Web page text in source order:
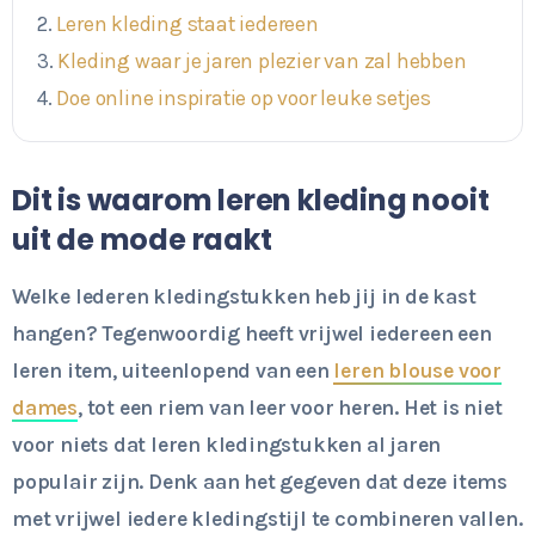
Leren kleding staat iedereen
Kleding waar je jaren plezier van zal hebben
Doe online inspiratie op voor leuke setjes
Dit is waarom leren kleding nooit
uit de mode raakt
Welke lederen kledingstukken heb jij in de kast
hangen? Tegenwoordig heeft vrijwel iedereen een
leren item, uiteenlopend van een leren blouse voor
dames, tot een riem van leer voor heren. Het is niet
voor niets dat leren kledingstukken al jaren
populair zijn. Denk aan het gegeven dat deze items
met vrijwel iedere kledingstijl te combineren vallen.